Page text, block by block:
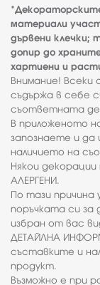
материали
дървени клечки;
допир до
хартиени и
Внимание!
съдържа в себе
съответната
В приложеното
запознаете и да
наличието на
Някои
АЛЕРГЕНИ.
По тази причина
поръчката си
избран от вас
ДЕТАЙЛНА
съставките и
продукт.
Възможно е при